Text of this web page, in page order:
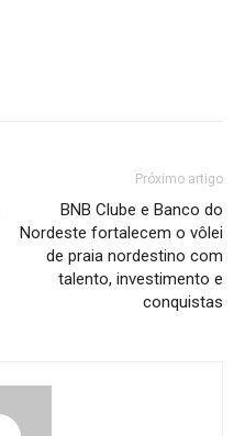
Próximo artigo
BNB Clube e Banco do
Nordeste fortalecem o vôlei
de praia nordestino com
talento, investimento e
conquistas